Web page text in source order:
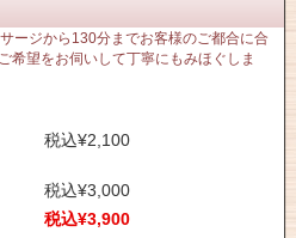
ージから130分までお客様のご都合に合
希望をお伺いして丁寧にもみほぐしま
税込¥2,100
税込¥3,000
税込¥3,900